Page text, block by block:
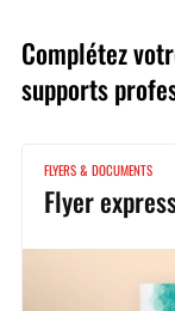
Complétez
supports
FLYERS & DOCUMENTS
Flyer